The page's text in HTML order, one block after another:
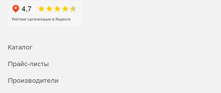
Каталог
Прайс-листы
Производители